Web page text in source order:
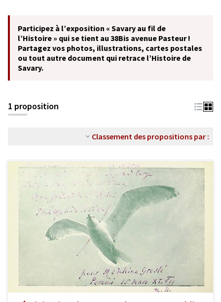
Participez à l’exposition « Savary au fil de
l’Histoire » qui se tient au 38Bis avenue Pasteur !
Partagez vos photos, illustrations, cartes postales
ou tout autre document qui retrace l’Histoire de
Savary.
1 proposition
Classement des propositions par :